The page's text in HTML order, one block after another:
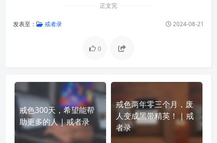
正文完
发表至： 戒者录 2024-08-21
0
戒色300天，希望能帮
助更多的人 | 戒者录
戒色两年零三个月，废
人变成黑带精英！ | 戒
者录